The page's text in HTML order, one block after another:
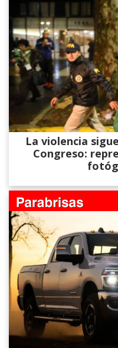
La violencia
Congreso: